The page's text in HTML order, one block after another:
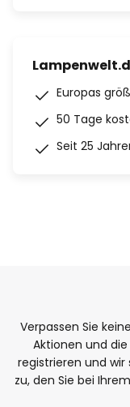
Europas
50 Tage
Seit 25
Verpassen Sie
Aktionen und
registrieren und wir
zu, den Sie bei